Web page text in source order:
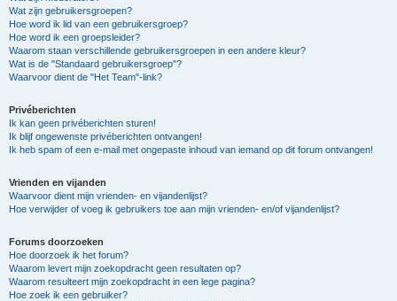
Wat zijn gebruikersgroepen?
Hoe word ik lid van een gebruikersgroep?
Hoe word ik een groepsleider?
Waarom staan verschillende gebruikersgroepen in een andere kleur?
Wat is de "Standaard gebruikersgroep"?
Waarvoor dient de "Het Team"-link?
Privéberichten
Ik kan geen privéberichten sturen!
Ik blijf ongewenste privéberichten ontvangen!
Ik heb spam of een e-mail met ongepaste inhoud van iemand op dit forum ontvangen!
Vrienden en vijanden
Waarvoor dient mijn vrienden- en vijandenlijst?
Hoe verwijder of voeg ik gebruikers toe aan mijn vrienden- en/of vijandenlijst?
Forums doorzoeken
Hoe doorzoek ik het forum?
Waarom levert mijn zoekopdracht geen resultaten op?
Waarom resulteert mijn zoekopdracht in een lege pagina?
Hoe zoek ik een gebruiker?